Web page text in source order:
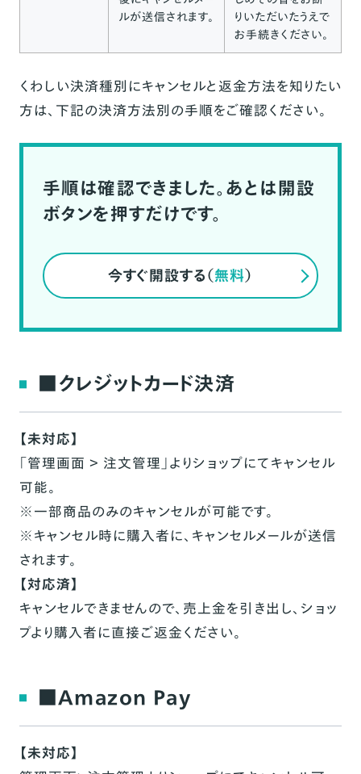
ルが送信されます。
りいただいたうえで
お手続きください。
くわしい決済種別にキャンセルと返金方法を知りたい
方は、下記の決済方法別の手順をご確認ください。
手順は確認できました。あとは開設
ボタンを押すだけです。
今すぐ開設する（無料）
■クレジットカード決済
【未対応】
「管理画面 ＞ 注文管理」よりショップにてキャンセル
可能。
※一部商品のみのキャンセルが可能です。
※キャンセル時に購入者に、キャンセルメールが送信
されます。
【対応済】
キャンセルできませんので、売上金を引き出し、ショッ
プより購入者に直接ご返金ください。
■Amazon Pay
【未対応】